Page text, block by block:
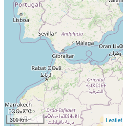
300 km Leaflet